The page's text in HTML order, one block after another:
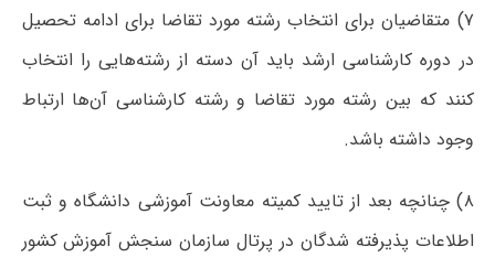
۷) متقاضیان برای انتخاب رشته مورد تقاضا برای ادامه تحصیل
در دوره کارشناسی ارشد باید آن دسته از رشته‌هایی را انتخاب
کنند که بین رشته مورد تقاضا و رشته کارشناسی آن‌ها ارتباط
وجود داشته باشد.
۸) چنانچه بعد از تایید کمیته معاونت آموزشی دانشگاه و ثبت
اطلاعات پذیرفته شدگان در پرتال سازمان سنجش آموزش کشور